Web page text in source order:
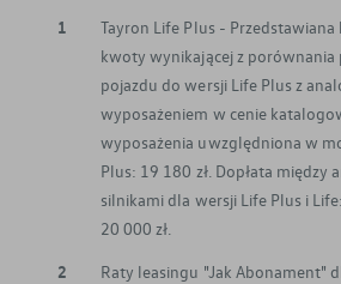
1
Tayron Life Plus - Przedstawiana
kwoty wynikającej z
pojazdu do wersji Life Plus z
wyposażeniem w cenie
wyposażenia uwzględniona w
Plus: 19 180 zł. Dopłata między
silnikami dla wersji Life Plus i
20 000 zł.
2
Raty leasingu "Jak Abonament"